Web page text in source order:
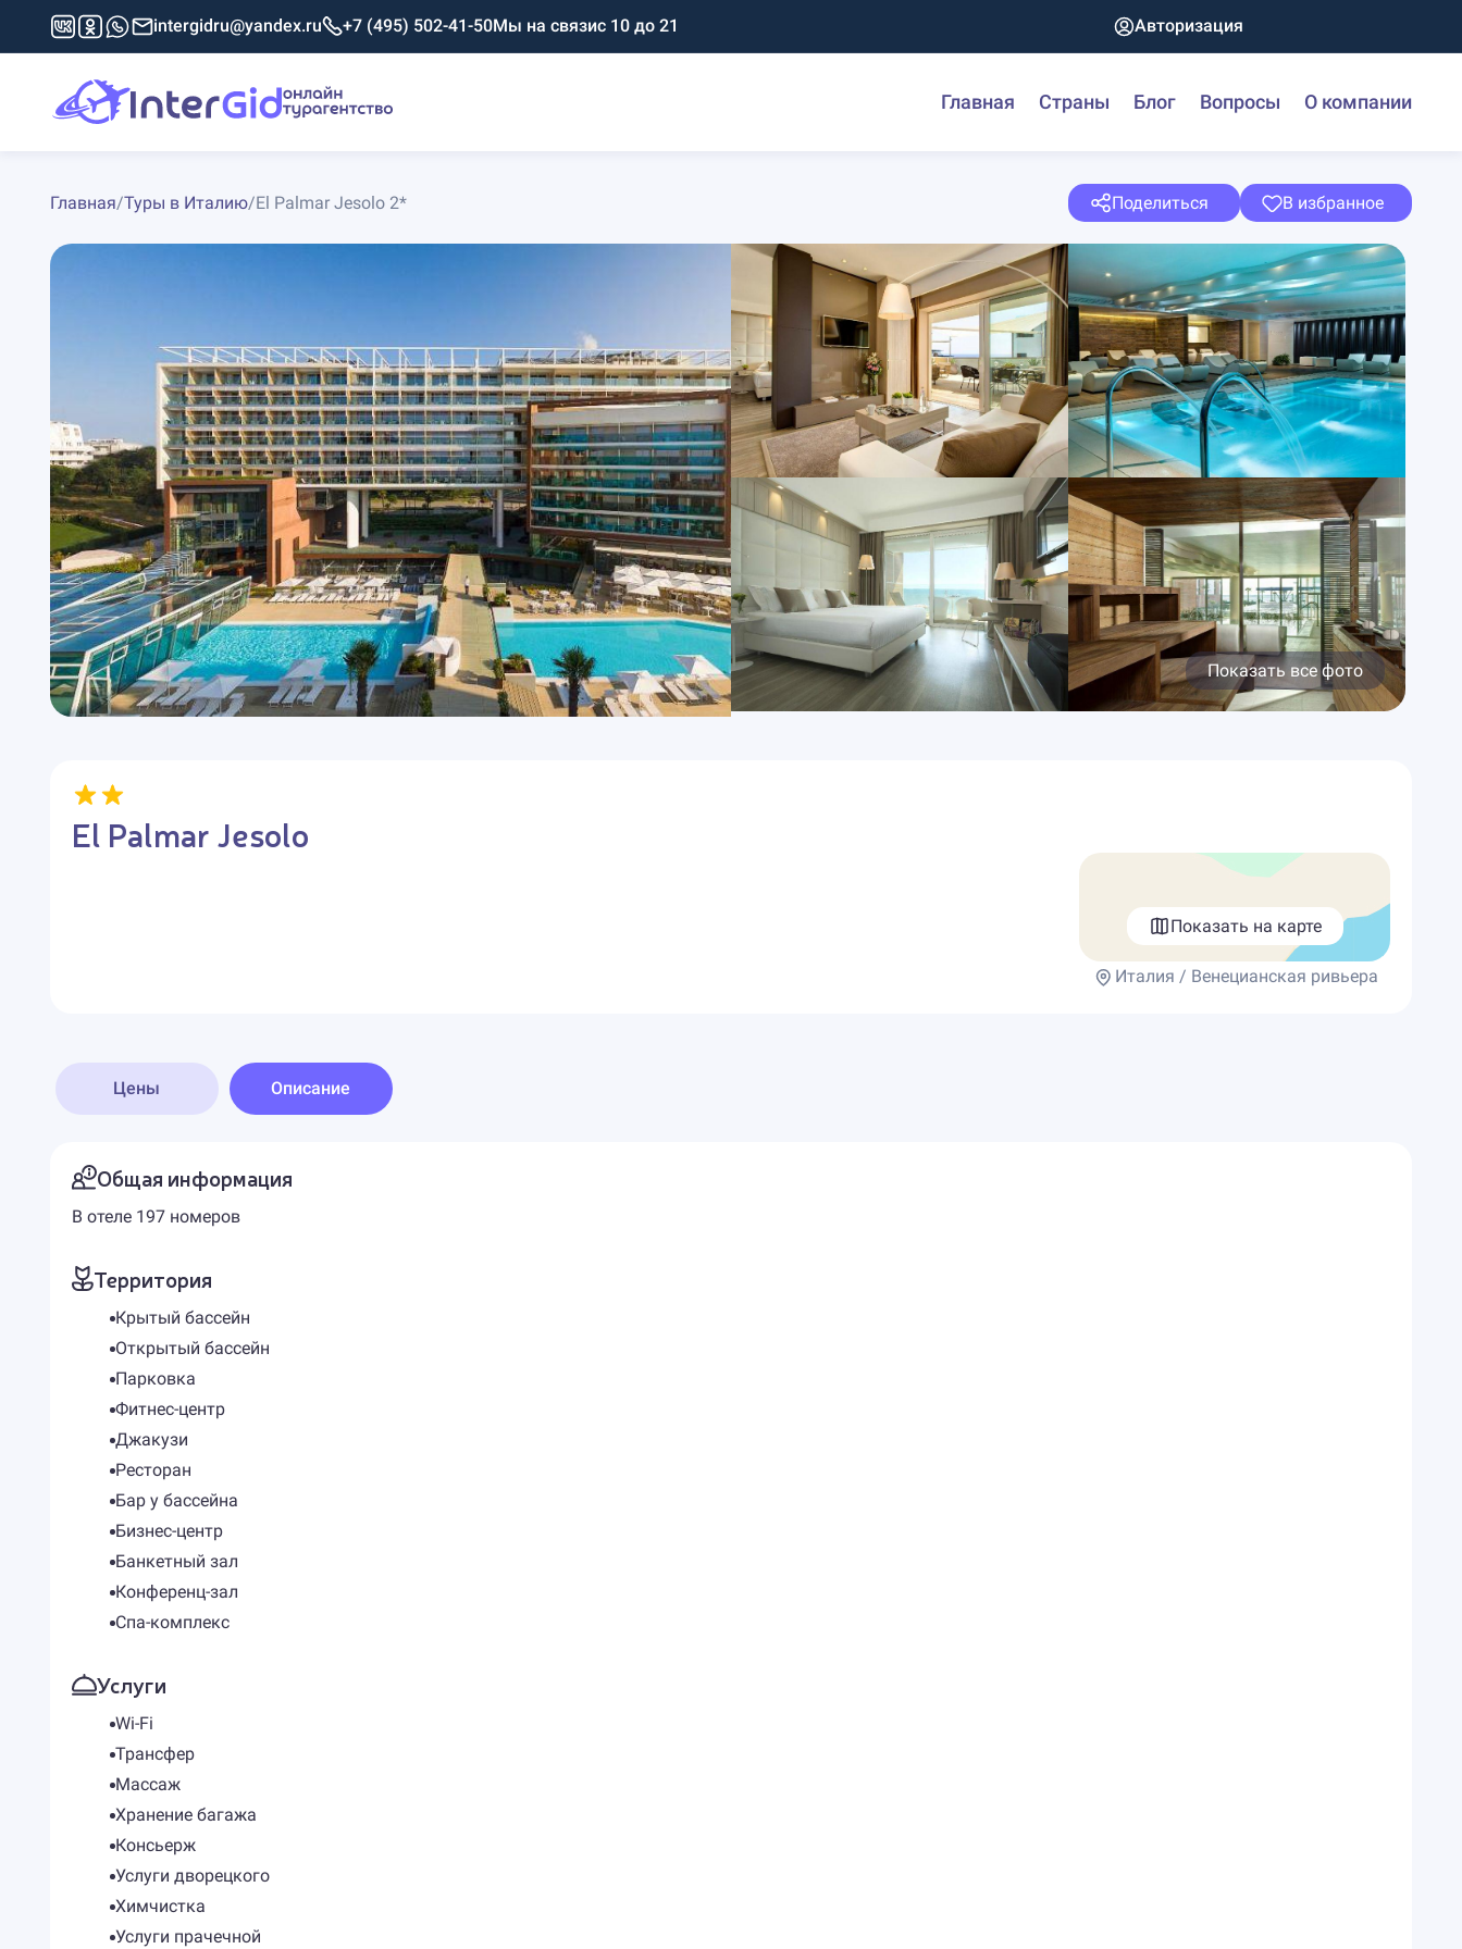
intergidru@yandex.ru +7 (495) 502-41-50Мы на связис 10 до 21 Авторизация
Главная Страны Блог Вопросы О компании
Главная/Туры в Италию/El Palmar Jesolo 2* Поделиться В избранное
Показать все фото
El Palmar Jesolo
Показать на карте
Италия / Венецианская ривьера
Цены Описание
Общая информация
В отеле 197 номеров
Территория
Крытый бассейн
Открытый бассейн
Парковка
Фитнес-центр
Джакузи
Ресторан
Бар у бассейна
Бизнес-центр
Банкетный зал
Конференц-зал
Спа-комплекс
Услуги
Wi-Fi
Трансфер
Массаж
Хранение багажа
Консьерж
Услуги дворецкого
Химчистка
Услуги прачечной